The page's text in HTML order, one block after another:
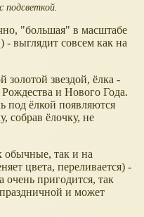
подсветкой.
"большая" в масштабе
выглядит совсем как на
звездой, ёлка -
и Нового Года.
ёлкой появляются
собрав ёлочку, не
обычные, так и на
цвета, переливается) -
очень пригодится, так
и может